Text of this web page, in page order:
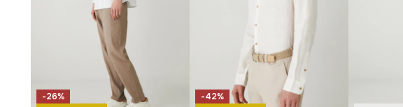
Hladký vzor uľahčuje kombinovanie košele s inými kusmi oblečenia.
-26%
-42%